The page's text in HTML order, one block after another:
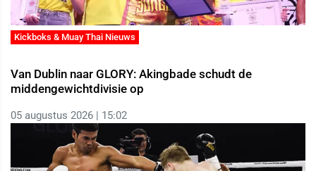
Kickboks & Muay Thai Nieuws
Van Dublin naar GLORY: Akingbade schudt de
middengewichtdivisie op
05 augustus 2026 | 15:02